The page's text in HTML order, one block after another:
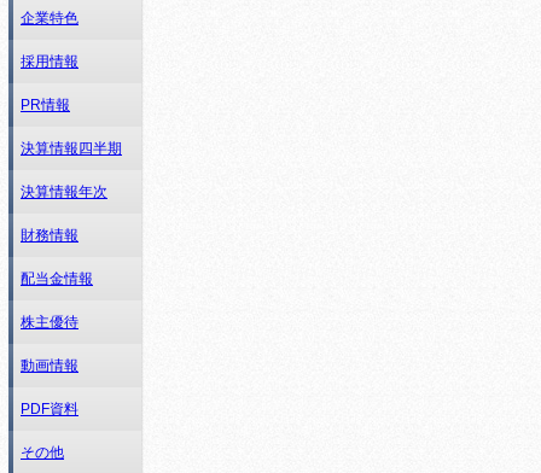
企業特色
採用情報
PR情報
決算情報四半期
決算情報年次
財務情報
配当金情報
株主優待
動画情報
PDF資料
その他